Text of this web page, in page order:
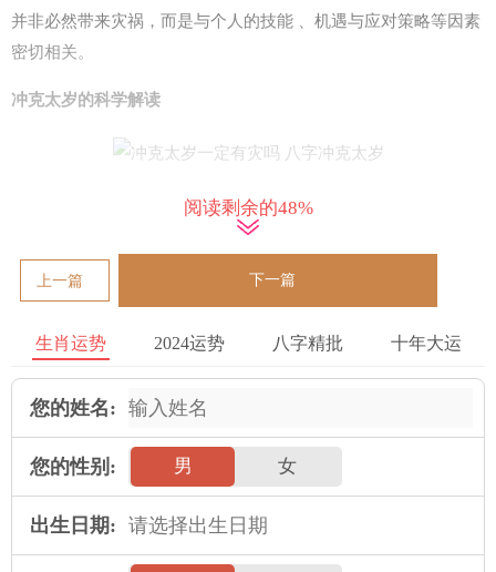
并非必然带来灾祸，而是与个人的技能 、机遇与应对策略等因素
密切相关。
冲克太岁的科学解读
看除了命理学的解释外，我们也可以从科学的角度解读冲克太岁
的原因。冲克太岁是否会带来灾祸可能与个人在在这个特别指定
味着在这些挑战与责任会集中在同一个年份。在这使得个人应对
的压力与难度增加，从而可能造成部分不顺利的事件发生。
应保持积极的心态，依据具体情况采取相应的应对措施，以化解
潜在的负面作用。
化解冲克太岁的方法与建议
阅读剩余的48%
上一篇 下一篇
生肖运势 2024运势 八字精批 十年大运
您的姓名:
您的性别: 男 女
出生日期: